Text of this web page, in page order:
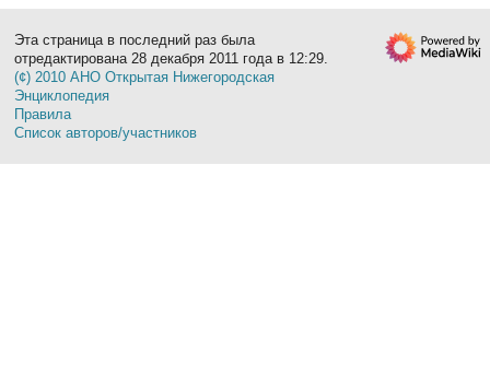
Эта страница в последний раз была
отредактирована 28 декабря 2011 года в 12:29.
(¢) 2010 АНО Открытая Нижегородская
Энциклопедия
Правила
Список авторов/участников